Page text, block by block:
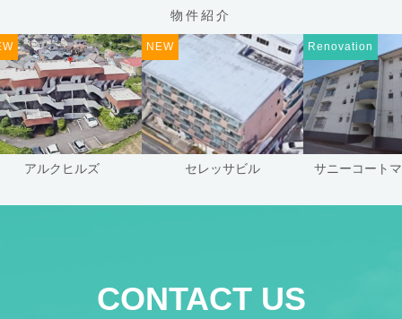
物件紹介
アルクヒルズ
NEW
セレッサビル
Renovation
サニーコートマ
CONTACT US